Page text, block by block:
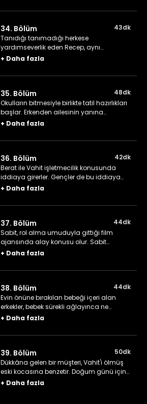
34. Bölüm
43dk
Tanıdığı tanımadığı herkese
yardımseverlik eden Recep, aynı
davranışın kendisine gösterilmemesi
kazanan Haydar'dan bir konuşma
+ Daha fazla
35. Bölüm
48dk
Okulların bitmesiyle birlikte tatil hazırlıkları
başlar. Erkenden ailesinin yanına
dönecek olan Deniz, Rüya'yı da davet
+ Daha fazla
36. Bölüm
42dk
Berat ile Vahit işletmecilik konusunda
iddiaya girerler. Gençler de bu iddiaya
ortak olunca dükkânda bir Vahit takımı
+ Daha fazla
37. Bölüm
44dk
Sabit, rol alma umuduyla gittiği film
ajansında alay konusu olur. Sabit
filmcilerin kurbanı olmakla meşgulken
öldüreceğini söyler.
+ Daha fazla
38. Bölüm
44dk
Evin önüne bırakılan bebeği içeri alan
erkekler, bebek sürekli ağlayınca ne
yapacaklarını bilemezler. Bu esnada
çalışır.
+ Daha fazla
39. Bölüm
50dk
Dükkâna gelen bir müşteri, Vahit'i ölmüş
eski kocasına benzetir. Doğum günü için
Mustafa'ya sürpriz yapmak isteyen
+ Daha fazla